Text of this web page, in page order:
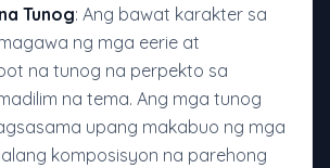
Tunog: Ang bawat karakter sa
ng mga eerie at
na tunog na perpekto sa
na tema. Ang mga tunog
upang makabuo ng mga
komposisyon na parehong